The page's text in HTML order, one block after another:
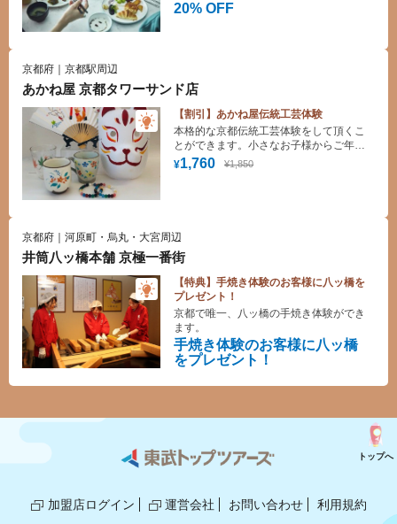
20% OFF
京都府｜京都駅周辺
あかね屋 京都タワーサンド店
【割引】あかね屋伝統工芸体験
¥1,760 ¥1,850
本格的な京都伝統工芸体験をして頂くこ
とができます。小さなお子様からご年配
の方まで楽しんで頂ける体験をご用意し
ております。
京都府｜河原町・烏丸・大宮周辺
井筒八ッ橋本舗 京極一番街
【特典】手焼き体験のお客様に八ッ橋を
プレゼント！
手焼き体験のお客様に八ッ橋
をプレゼント！
京都で唯一、八ッ橋の手焼き体験ができ
ます。
加盟店ログイン 運営会社 お問い合わせ 利用規約
トップへ